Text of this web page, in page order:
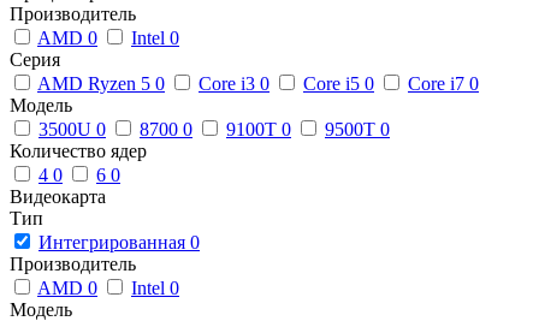
Производитель
AMD 0 Intel 0
Серия
AMD Ryzen 5 0 Core i3 0 Core i5 0 Core i7 0
Модель
3500U 0 8700 0 9100T 0 9500T 0
Количество ядер
4 0 6 0
Видеокарта
Тип
Интегрированная 0
Производитель
AMD 0 Intel 0
Модель